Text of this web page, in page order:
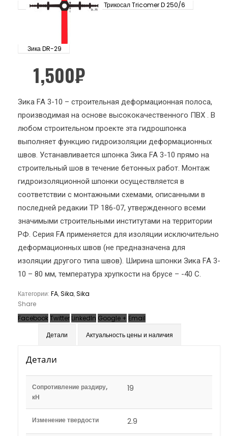
Трикосал Tricomer D 250/6
Зика DR-29
1,500₽
Зика FA 3-10 – строительная деформационная полоса,
производимая на основе высококачественного ПВХ . В
любом строительном проекте эта гидрошпонка
выполняет функцию гидроизоляции деформационных
швов. Устанавливается шпонка Зика FA 3-10 прямо на
строительный шов в течение бетонных работ. Монтаж
гидроизоляционной шпонки осуществляется в
соответствии с монтажными схемами, описанными в
последней редакии ТР 186-07, утвержденного всеми
значимыми строительными институтами на территории
РФ. Серия FA применяется для изоляции исключительно
деформационных швов (не предназначена для
изоляции другого типа швов). Ширина шпонки Зика FA 3-
10 – 80 мм, температура хрупкости на брусе – -40 С.
Категории: FA,Sika,Sika
Share
FacebookTwitter LinkedIn Google + Email
Детали
Актуальность цены и наличия
Детали
Сопротивление раздиру,
кН
19
Изменение твердости 2.9